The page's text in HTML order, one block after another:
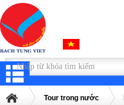
Tour trong nước